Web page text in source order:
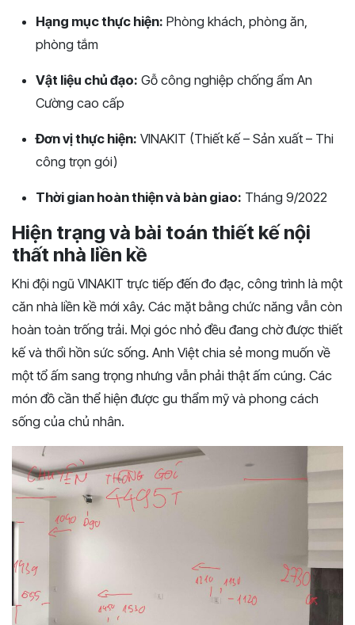
Hạng mục thực hiện: Phòng khách, phòng ăn,
phòng tắm
Vật liệu chủ đạo: Gỗ công nghiệp chống ẩm An
Cường cao cấp
Đơn vị thực hiện: VINAKIT (Thiết kế – Sản xuất – Thi
công trọn gói)
Thời gian hoàn thiện và bàn giao: Tháng 9/2022
Hiện trạng và bài toán thiết kế nội
thất nhà liền kề
Khi đội ngũ VINAKIT trực tiếp đến đo đạc, công trình là một
căn nhà liền kề mới xây. Các mặt bằng chức năng vẫn còn
hoàn toàn trống trải. Mọi góc nhỏ đều đang chờ được thiết
kế và thổi hồn sức sống. Anh Việt chia sẻ mong muốn về
một tổ ấm sang trọng nhưng vẫn phải thật ấm cúng. Các
món đồ cần thể hiện được gu thẩm mỹ và phong cách
sống của chủ nhân.